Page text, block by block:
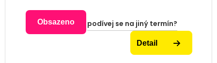
Obsazeno podívej se na jiný termín?
Detail